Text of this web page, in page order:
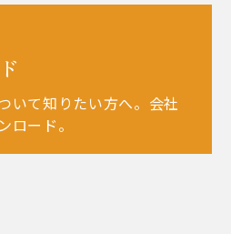
いて知りたい方へ。会社
ロード。